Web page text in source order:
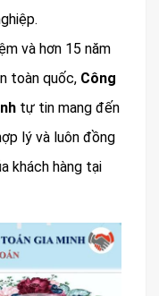
và hơn 15 năm
toàn quốc, Công
tự tin mang đến
lý và luôn đồng
khách hàng tại